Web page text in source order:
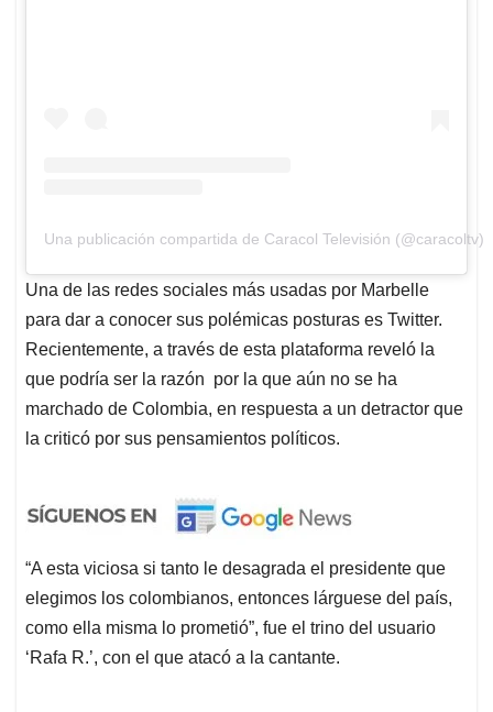
Una publicación compartida de Caracol Televisión (@caracoltv)
Una de las redes sociales más usadas por Marbelle
para dar a conocer sus polémicas posturas es Twitter.
Recientemente, a través de esta plataforma reveló la
que podría ser la razón por la que aún no se ha
marchado de Colombia, en respuesta a un detractor que
la criticó por sus pensamientos políticos.
“A esta viciosa si tanto le desagrada el presidente que
elegimos los colombianos, entonces lárguese del país,
como ella misma lo prometió”, fue el trino del usuario
‘Rafa R.’, con el que atacó a la cantante.